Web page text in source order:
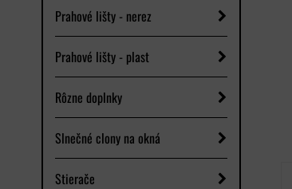
Prahové lišty - nerez
Prahové lišty - plast
Rôzne doplnky
Slnečné clony na okná
Stierače